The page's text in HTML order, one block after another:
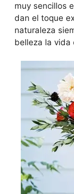
muy sencillos
dan el toque
naturaleza
belleza la vida